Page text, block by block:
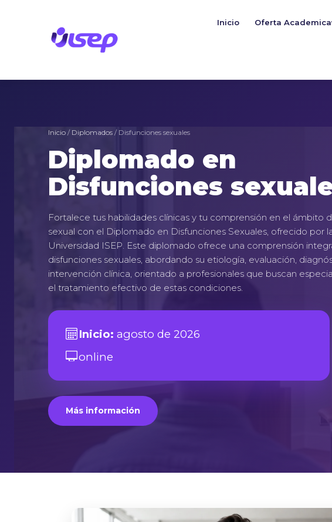
Inicio Oferta Academica
Inicio / Diplomados / Disfunciones sexuales
Diplomado en
Disfunciones
Fortalece tus habilidades clínicas y tu comprensión en el ámbito
sexual con el Diplomado en Disfunciones Sexuales, ofrecido por
Universidad ISEP. Este diplomado ofrece una comprensión
disfunciones sexuales, abordando su etiología, evaluación,
intervención clínica, orientado a profesionales que buscan
el tratamiento efectivo de estas condiciones.
Inicio: agosto de 2026
online
Más información